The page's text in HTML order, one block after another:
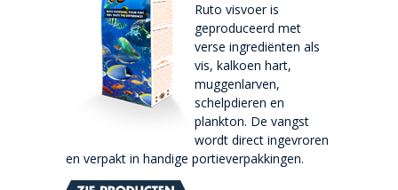
Ruto visvoer is
geproduceerd met
verse ingrediënten als
vis, kalkoen hart,
muggenlarven,
schelpdieren en
plankton. De vangst
wordt direct ingevroren
en verpakt in handige portieverpakkingen.